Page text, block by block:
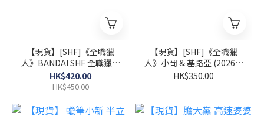
【現貨】[SHF]《全職獵
人》BANDAI SHF 全職獵人
里昂里奧 帕拉丁奈特
HK$420.00
HK$450.00
【現貨】[SHF]《全職獵
人》小岡 & 基路亞 (2026年
3月再販版本)
HK$350.00